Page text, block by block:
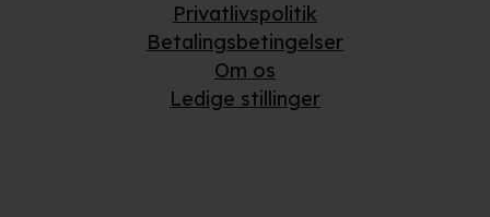
Privatlivspolitik
Betalingsbetingelser
Om os
Ledige stillinger